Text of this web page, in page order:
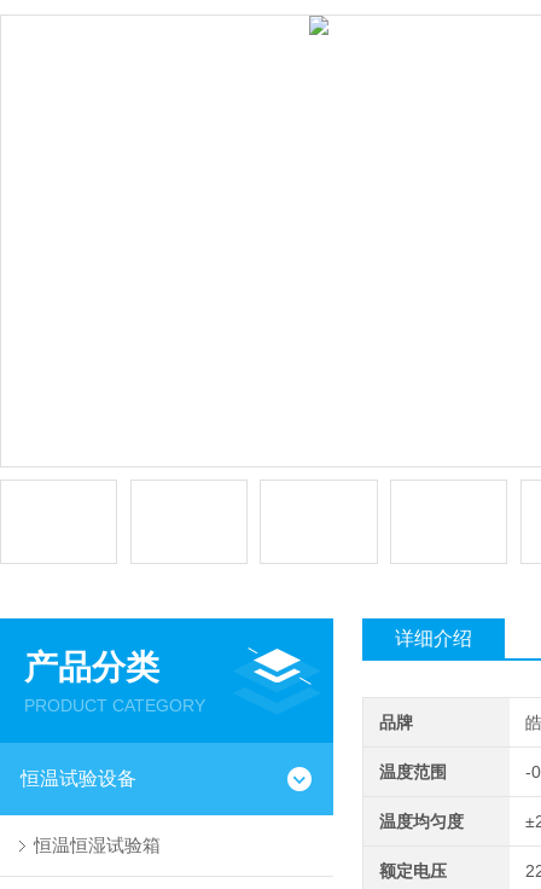
产品分类
PRODUCT CATEGORY
恒温试验设备
恒温恒湿试验箱
详细介绍
品牌
温度范围 -
温度均匀度
额定电压